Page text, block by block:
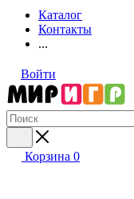
Каталог
Контакты
...
Войти
Корзина 0